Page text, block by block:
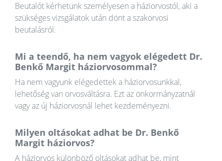
Beutalót kérhetünk személyesen a háziorvostól, aki a
szükséges vizsgálatok után dönt a szakorvosi
beutalásról.
Mi a teendő, ha nem vagyok elégedett Dr.
Benkő Margit háziorvosommal?
Ha nem vagyunk elégedettek a háziorvosunkkal,
lehetőség van orvosváltásra. Ezt az önkormányzatnál
vagy az új háziorvosnál lehet kezdeményezni.
Milyen oltásokat adhat be Dr. Benkő
Margit háziorvos?
A háziorvos különböző oltásokat adhat be, mint